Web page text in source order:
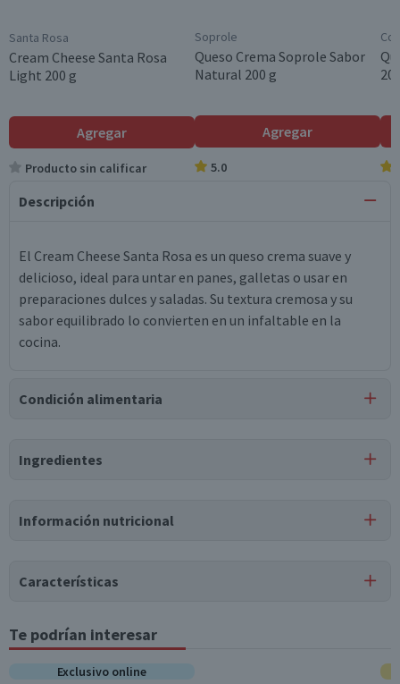
Santa Rosa
Cream Cheese Santa Rosa
Light 200 g
Agregar
Producto sin calificar
Soprole
Queso Crema Soprole Sabor
Natural 200 g
Agregar
5.0
Descripción
El Cream Cheese Santa Rosa es un queso crema suave y
delicioso, ideal para untar en panes, galletas o usar en
preparaciones dulces y saladas. Su textura cremosa y su
sabor equilibrado lo convierten en un infaltable en la
cocina.
Condición alimentaria
Ingredientes
estabilizante goma garrofín.
Información nutricional
Tabla nutricional
Valores
Características
Estados Unidos
Te podrían interesar
Exclusivo online